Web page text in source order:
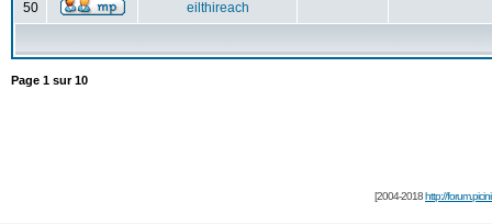
50 eilthireach
Page 1 sur10
[2004-2018http://